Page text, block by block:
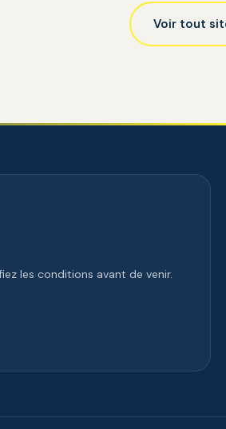
Voir tout
les conditions avant de venir.